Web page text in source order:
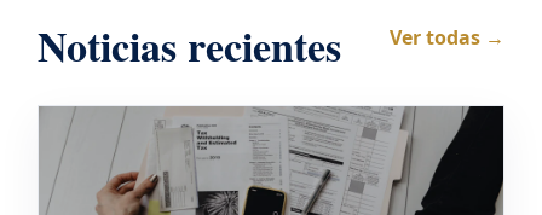
Noticias recientes Ver todas →